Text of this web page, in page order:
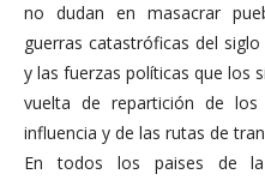
no dudan en masacrar
guerras catastróficas del
y las fuerzas políticas que los
vuelta de repartición de
influencia y de las rutas de
En todos los paises de